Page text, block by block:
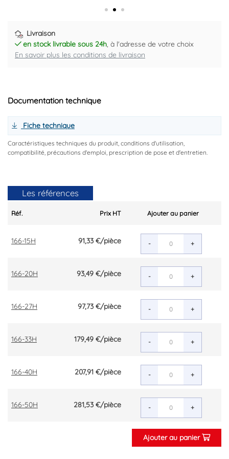
Livraison
en stock livrable sous 24h, à l'adresse de votre choix
En savoir plus les conditions de livraison
Documentation technique
Fiche technique
Caractéristiques techniques du produit, conditions d'utilisation,
compatibilité, précautions d'emploi, prescription de pose et d'entretien.
Les références
Réf. Prix HT Ajouter au panier
166-15H 91,33 €/pièce - +
166-20H 93,49 €/pièce - +
166-27H 97,73 €/pièce - +
166-33H 179,49 €/pièce - +
166-40H 207,91 €/pièce - +
166-50H 281,53 €/pièce - +
Ajouter au panier